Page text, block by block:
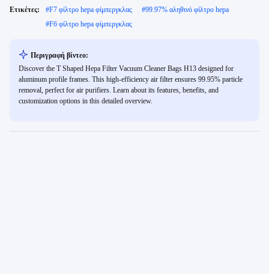
Ετικέτες: #F7 φίλτρο hepa φίμπεργκλας #99.97% αληθινό φίλτρο hepa
#F6 φίλτρο hepa φίμπεργκλας
Περιγραφή βίντεο:
Discover the T Shaped Hepa Filter Vacuum Cleaner Bags H13 designed for
aluminum profile frames. This high-efficiency air filter ensures 99.95% particle
removal, perfect for air purifiers. Learn about its features, benefits, and
customization options in this detailed overview.